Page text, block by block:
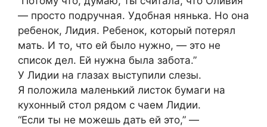
— просто подручная. Удобная нянька. Но она
ребенок, Лидия. Ребенок, который потерял
мать. И то, что ей было нужно, — это не
список дел. Ей нужна была забота.”
У Лидии на глазах выступили слезы.
Я положила маленький листок бумаги на
кухонный стол рядом с чаем Лидии.
“Если ты не можешь дать ей это,” —